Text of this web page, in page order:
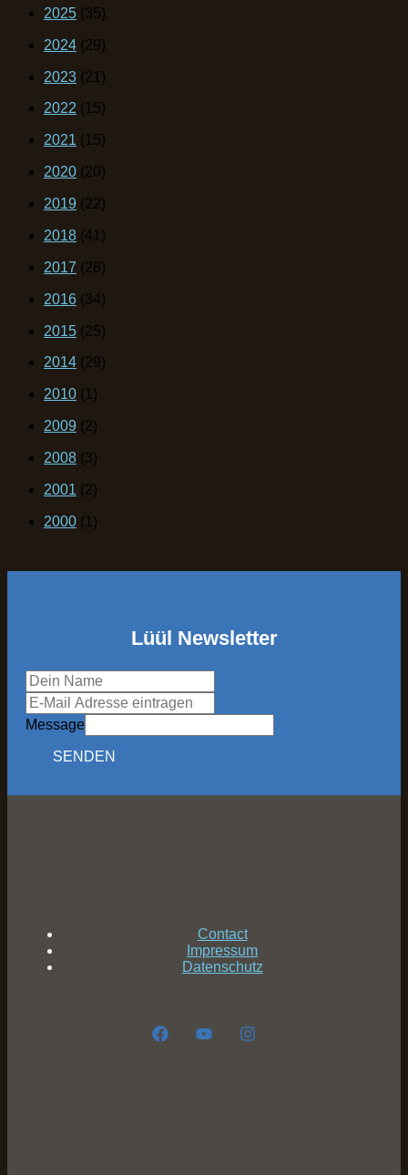
2025 (35)
2024 (29)
2023 (21)
2022 (15)
2021 (15)
2020 (20)
2019 (22)
2018 (41)
2017 (28)
2016 (34)
2015 (25)
2014 (29)
2010 (1)
2009 (2)
2008 (3)
2001 (2)
2000 (1)
Lüül Newsletter
Message
SENDEN
Contact
Impressum
Datenschutz